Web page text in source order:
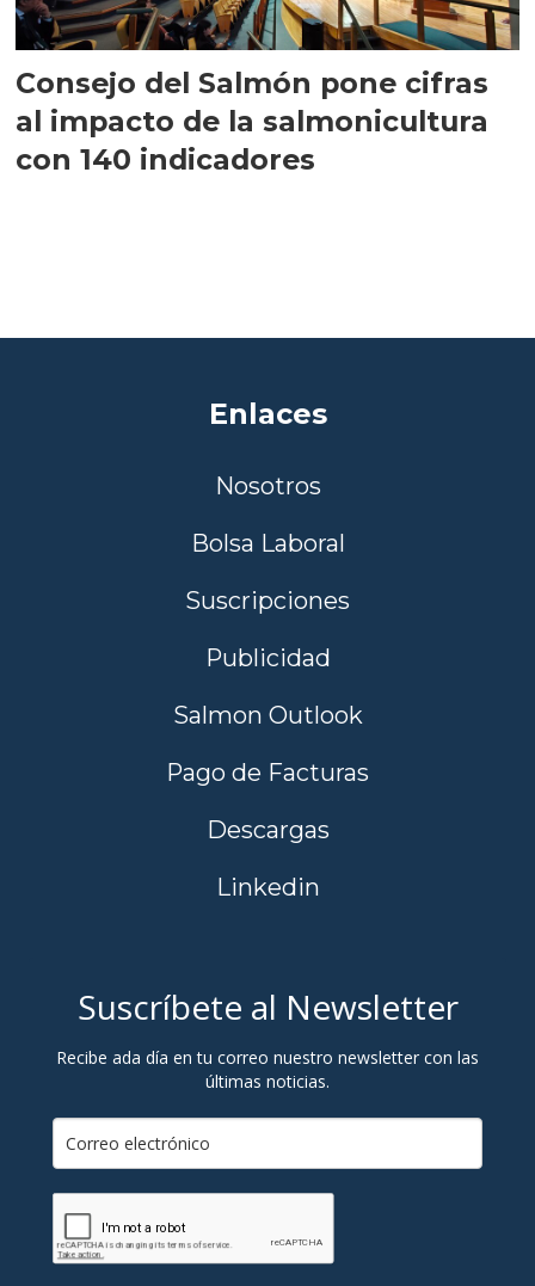
Consejo del Salmón pone cifras
al impacto de la salmonicultura
con 140 indicadores
Enlaces
Nosotros
Bolsa Laboral
Suscripciones
Publicidad
Salmon Outlook
Pago de Facturas
Descargas
Linkedin
Suscríbete al Newsletter
Recibe ada día en tu correo nuestro newsletter con las
últimas noticias.